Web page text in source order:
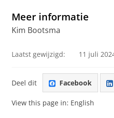
Meer informatie
Kim Bootsma
Laatst gewijzigd: 11 juli
Deel dit Facebook
View this page in: English